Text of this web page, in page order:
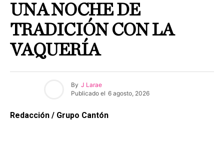
UNA NOCHE DE
TRADICIÓN CON LA
VAQUERÍA
By J Larae
Publicado el 6 agosto, 2026
Redacción / Grupo Cantón